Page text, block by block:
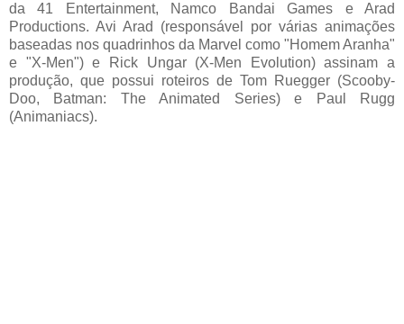
da 41 Entertainment, Namco Bandai Games e Arad
Productions. Avi Arad (responsável por várias animações
baseadas nos quadrinhos da Marvel como "Homem Aranha"
e "X-Men") e Rick Ungar (X-Men Evolution) assinam a
produção, que possui roteiros de Tom Ruegger (Scooby-
Doo, Batman: The Animated Series) e Paul Rugg
(Animaniacs).